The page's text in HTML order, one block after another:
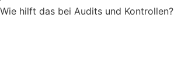
Wie hilft das bei Audits und Kontrollen?